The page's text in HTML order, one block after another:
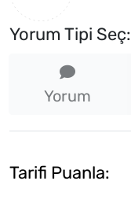
Yorum Tipi Seç:
Yorum
Tarifi Puanla: